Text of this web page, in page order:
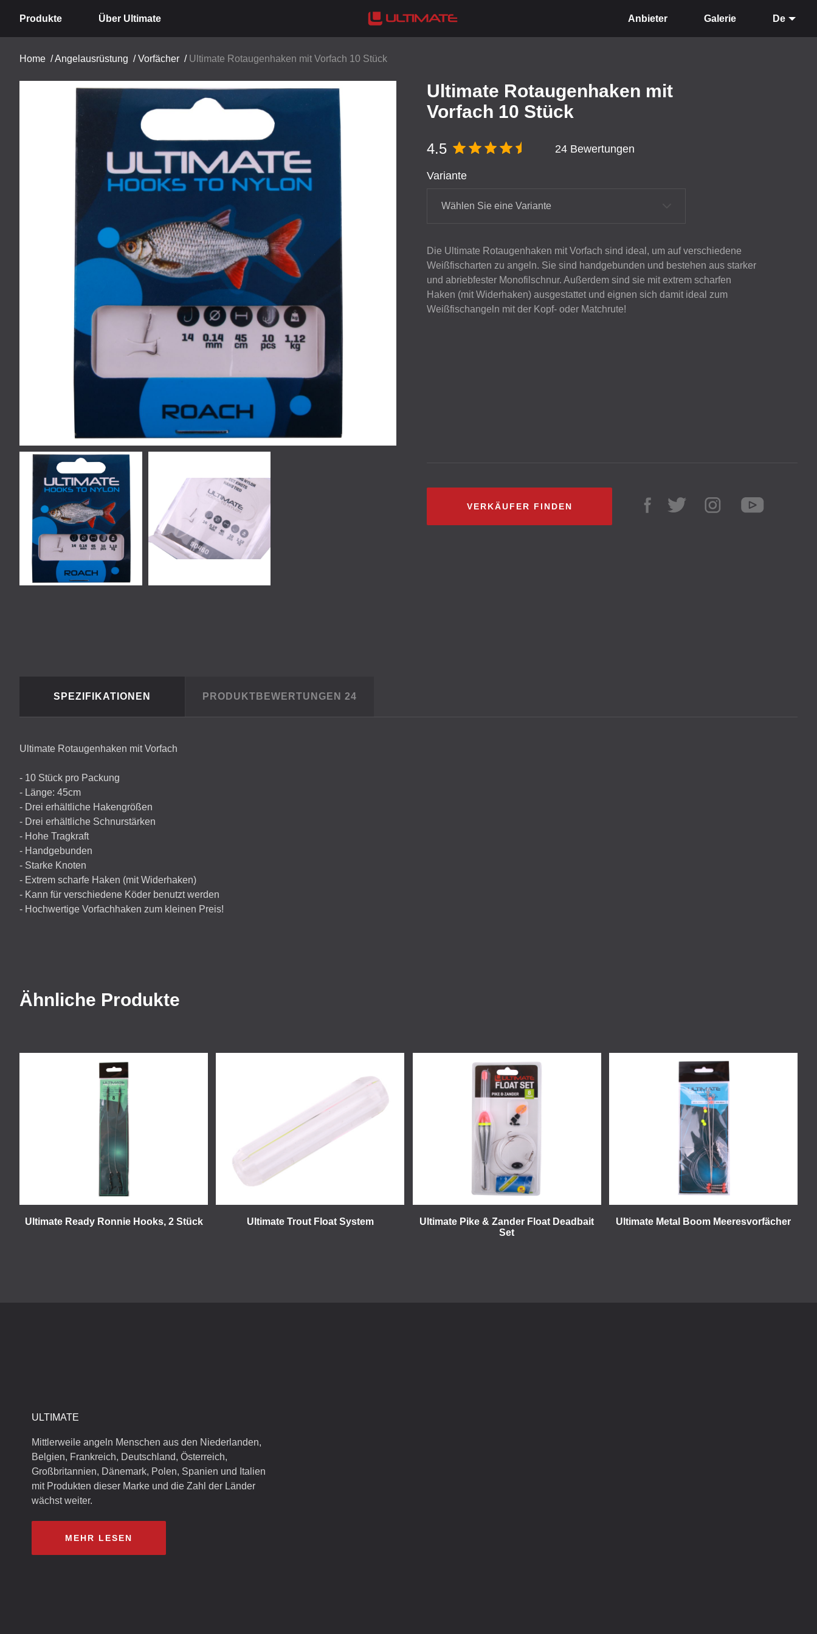
Produkte Über Ultimate Anbieter Galerie De
Home /Angelausrüstung /Vorfächer / Ultimate Rotaugenhaken mit Vorfach 10 Stück
Ultimate Rotaugenhaken mit
Vorfach 10 Stück
4.5 24 Bewertungen
Variante
Wählen Sie eine Variante
Die Ultimate Rotaugenhaken mit Vorfach sind ideal, um auf verschiedene
Weißfischarten zu angeln. Sie sind handgebunden und bestehen aus starker
und abriebfester Monofilschnur. Außerdem sind sie mit extrem scharfen
Haken (mit Widerhaken) ausgestattet und eignen sich damit ideal zum
Weißfischangeln mit der Kopf- oder Matchrute!
VERKÄUFER FINDEN
SPEZIFIKATIONEN PRODUKTBEWERTUNGEN 24
Ultimate Rotaugenhaken mit Vorfach
- 10 Stück pro Packung
- Länge: 45cm
- Drei erhältliche Hakengrößen
- Drei erhältliche Schnurstärken
- Hohe Tragkraft
- Handgebunden
- Starke Knoten
- Extrem scharfe Haken (mit Widerhaken)
- Kann für verschiedene Köder benutzt werden
- Hochwertige Vorfachhaken zum kleinen Preis!
Ähnliche Produkte
Ultimate Ready Ronnie Hooks, 2 Stück Ultimate Trout Float System
Ultimate Pike & Zander Float Deadbait
Set
Ultimate Metal Boom Meeresvorfächer
ULTIMATE
Mittlerweile angeln Menschen aus den Niederlanden,
Belgien, Frankreich, Deutschland, Österreich,
Großbritannien, Dänemark, Polen, Spanien und Italien
mit Produkten dieser Marke und die Zahl der Länder
wächst weiter.
MEHR LESEN